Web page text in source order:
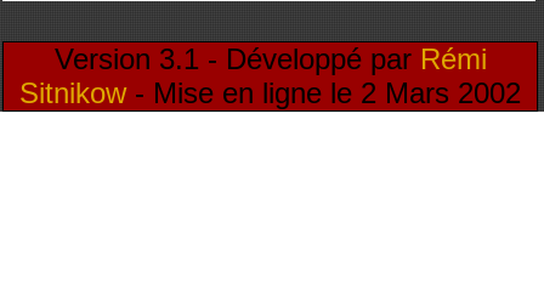
Version 3.1 - Développé par Rémi
Sitnikow- Mise en ligne le 2 Mars 2002